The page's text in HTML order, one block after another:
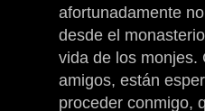
afortunadamente
desde el
vida de los monjes.
amigos, están
proceder conmigo,